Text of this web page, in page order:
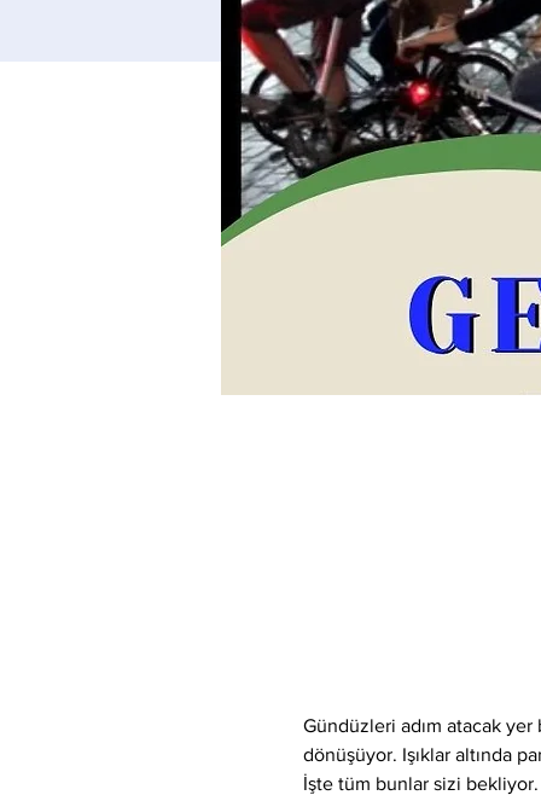
Gündüzleri adım atacak
dönüşüyor. Işıklar altında
İşte tüm bunlar sizi